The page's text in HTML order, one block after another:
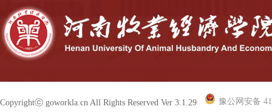
Copyrightⓒ goworkla.cn All Rights Reserved Ver 3.1.29 豫公网安备